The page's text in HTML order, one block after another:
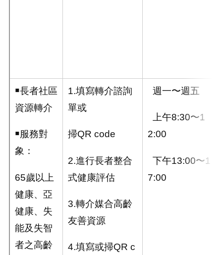
￭長者社區
資源轉介
￭服務對
象：
65歲以上
健康、亞
健康、失
能及失智
者之高齡
1.填寫轉介諮詢
單或
掃QR code
2.進行長者整合
式健康評估
3.轉介媒合高齡
友善資源
4.填寫或掃QR c
週一〜週五
上午8:30〜1
2:00
下午13:00〜1
7:00